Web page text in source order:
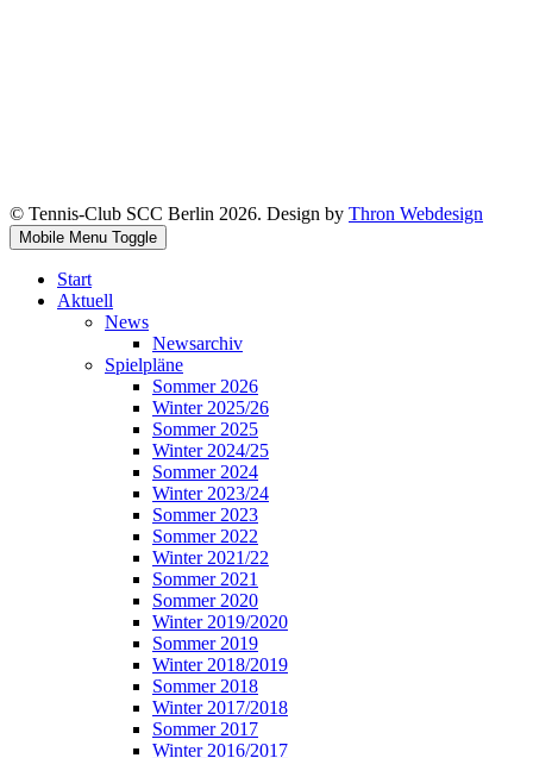
© Tennis-Club SCC Berlin 2026. Design by Thron Webdesign
Mobile Menu Toggle
Start
Aktuell
News
Newsarchiv
Spielpläne
Sommer 2026
Winter 2025/26
Sommer 2025
Winter 2024/25
Sommer 2024
Winter 2023/24
Sommer 2023
Sommer 2022
Winter 2021/22
Sommer 2021
Sommer 2020
Winter 2019/2020
Sommer 2019
Winter 2018/2019
Sommer 2018
Winter 2017/2018
Sommer 2017
Winter 2016/2017